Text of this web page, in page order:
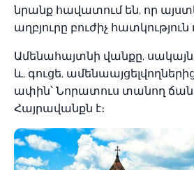
նրանք հավատում են, որ
աղբյուրը բուժիչ հատկություն
Ամենահայտնի վանքը,
և, գուցե,
ափին՝ Նորատուս տանող
Հայրավանքն է։